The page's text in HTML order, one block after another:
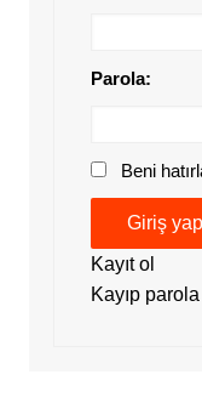
Parola:
Beni
Giriş yap
Kayıt ol
Kayıp parola